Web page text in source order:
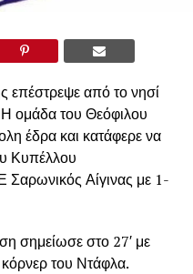
επέστρεψε από το νησί
Η ομάδα του Θεόφιλου
έδρα και κατάφερε να
Κυπέλλου
Σαρωνικός Αίγινας με 1-
σημείωσε στο 27′ με
του Ντάφλα.